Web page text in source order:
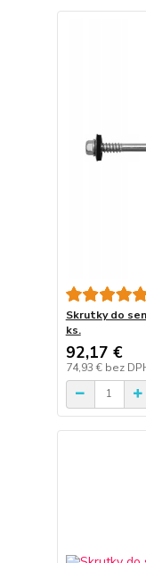
Skrutky do
ks.
92,17 €
74,93 € bez